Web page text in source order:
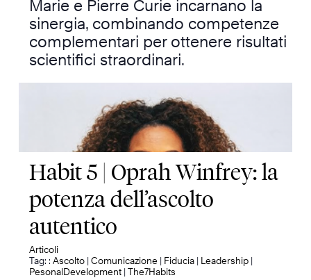
Marie e Pierre Curie incarnano la
sinergia, combinando competenze
complementari per ottenere risultati
scientifici straordinari.
Habit 5 | Oprah Winfrey: la
potenza dell’ascolto
autentico
Articoli
Tag: : Ascolto |Comunicazione | Fiducia | Leadership |
PesonalDevelopment |The7Habits